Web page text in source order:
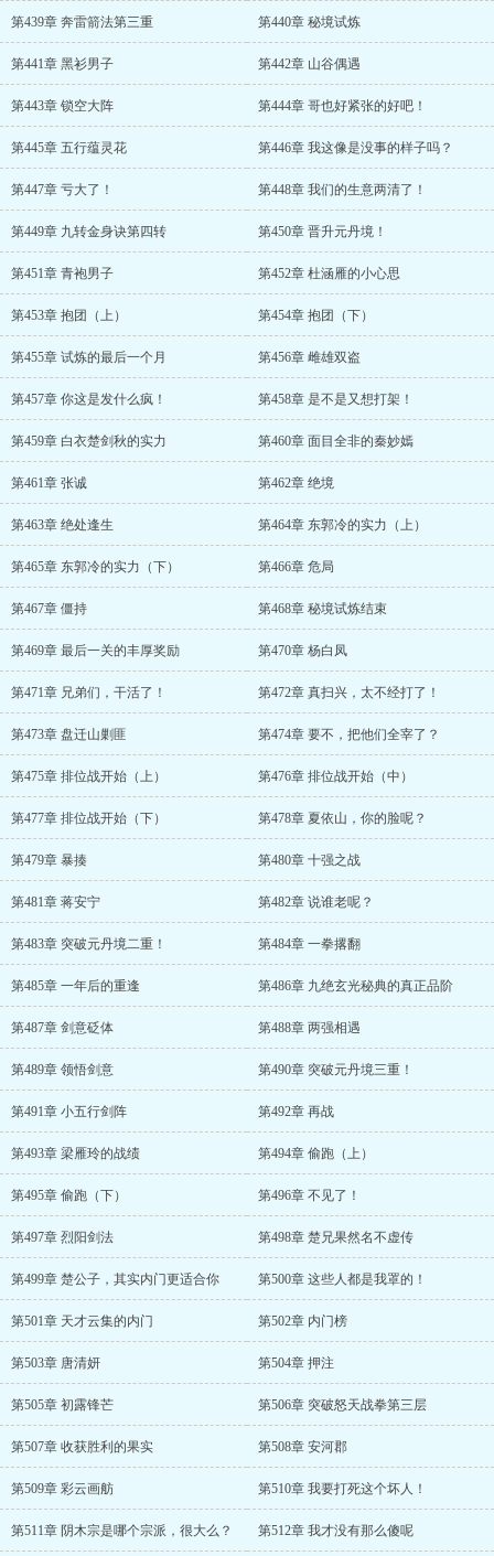
第439章 奔雷箭法第三重 第440章 秘境试炼
第441章 黑衫男子 第442章 山谷偶遇
第443章 锁空大阵 第444章 哥也好紧张的好吧！
第445章 五行蕴灵花 第446章 我这像是没事的样子吗？
第447章 亏大了！ 第448章 我们的生意两清了！
第449章 九转金身诀第四转 第450章 晋升元丹境！
第451章 青袍男子 第452章 杜涵雁的小心思
第453章 抱团（上） 第454章 抱团（下）
第455章 试炼的最后一个月 第456章 雌雄双盗
第457章 你这是发什么疯！ 第458章 是不是又想打架！
第459章 白衣楚剑秋的实力 第460章 面目全非的秦妙嫣
第461章 张诚 第462章 绝境
第463章 绝处逢生 第464章 东郭冷的实力（上）
第465章 东郭冷的实力（下） 第466章 危局
第467章 僵持 第468章 秘境试炼结束
第469章 最后一关的丰厚奖励 第470章 杨白凤
第471章 兄弟们，干活了！ 第472章 真扫兴，太不经打了！
第473章 盘迁山剿匪 第474章 要不，把他们全宰了？
第475章 排位战开始（上） 第476章 排位战开始（中）
第477章 排位战开始（下） 第478章 夏依山，你的脸呢？
第479章 暴揍 第480章 十强之战
第481章 蒋安宁 第482章 说谁老呢？
第483章 突破元丹境二重！ 第484章 一拳撂翻
第485章 一年后的重逢 第486章 九绝玄光秘典的真正品阶
第487章 剑意砭体 第488章 两强相遇
第489章 领悟剑意 第490章 突破元丹境三重！
第491章 小五行剑阵 第492章 再战
第493章 梁雁玲的战绩 第494章 偷跑（上）
第495章 偷跑（下） 第496章 不见了！
第497章 烈阳剑法 第498章 楚兄果然名不虚传
第499章 楚公子，其实内门更适合你 第500章 这些人都是我罩的！
第501章 天才云集的内门 第502章 内门榜
第503章 唐清妍 第504章 押注
第505章 初露锋芒 第506章 突破怒天战拳第三层
第507章 收获胜利的果实 第508章 安河郡
第509章 彩云画舫 第510章 我要打死这个坏人！
第511章 阴木宗是哪个宗派，很大么？ 第512章 我才没有那么傻呢